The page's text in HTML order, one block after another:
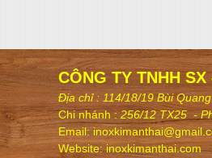
CÔNG TY TNHH
Địa chỉ : 114/18/19 Bùi
Chi nhánh:256/12 TX25 -
Email:
Website: inoxkimanthai.com